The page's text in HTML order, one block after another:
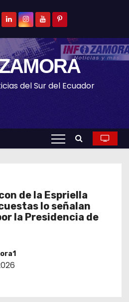
del Sur del Ecuador
de la Espriella
lo señalan
la Presidencia de